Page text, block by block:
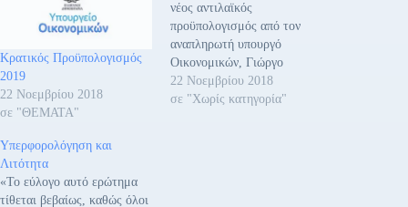
Κρατικός Προϋπολογισμός
2019
22 Νοεμβρίου 2018
σε "ΘΕΜΑΤΑ"
νέος αντιλαϊκός
προϋπολογισμός από τον
αναπληρωτή υπουργό
Οικονομικών, Γιώργο
Χουλιαράκη, με την
κυβέρνηση να προσπαθεί
22 Νοεμβρίου 2018
σε "Χωρίς κατηγορία"
Υπερφορολόγηση και
Λιτότητα
«Το εύλογο αυτό ερώτημα
τίθεται βεβαίως, καθώς όλοι